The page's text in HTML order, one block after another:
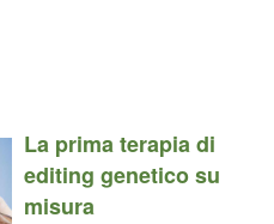
La prima terapia di
editing genetico su
misura